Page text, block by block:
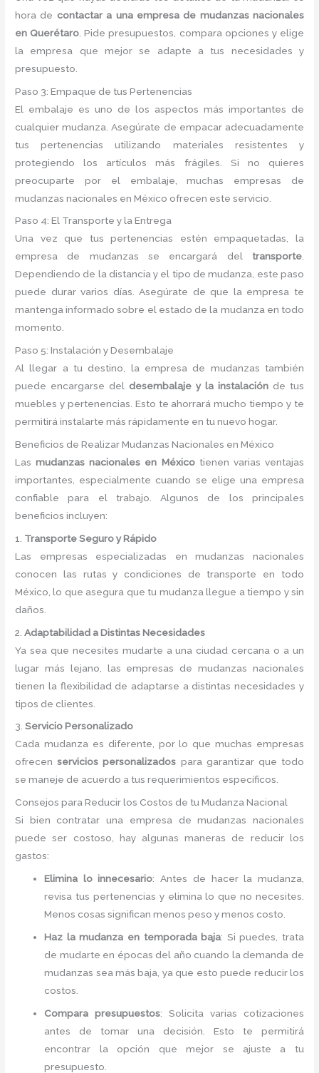
hora de contactar a una empresa de mudanzas nacionales
en Querétaro . Pide presupuestos, compara opciones y elige
la empresa que mejor se adapte a tus necesidades y
presupuesto.
Paso 3: Empaque de tus Pertenencias
El embalaje es uno de los aspectos más importantes de
cualquier mudanza. Asegúrate de empacar adecuadamente
tus pertenencias utilizando materiales resistentes y
protegiendo los artículos más frágiles. Si no quieres
preocuparte por el embalaje, muchas empresas de
mudanzas nacionales en México ofrecen este servicio.
Paso 4: El Transporte y la Entrega
Una vez que tus pertenencias estén empaquetadas, la
empresa de mudanzas se encargará del transporte.
Dependiendo de la distancia y el tipo de mudanza, este paso
puede durar varios días. Asegúrate de que la empresa te
mantenga informado sobre el estado de la mudanza en todo
momento.
Paso 5: Instalación y Desembalaje
Al llegar a tu destino, la empresa de mudanzas también
puede encargarse del desembalaje y la instalaciónde tus
muebles y pertenencias. Esto te ahorrará mucho tiempo y te
permitirá instalarte más rápidamente en tu nuevo hogar.
Beneficios de Realizar Mudanzas Nacionales en México
Lasmudanzas nacionales en Méxicotienen varias ventajas
importantes, especialmente cuando se elige una empresa
confiable para el trabajo. Algunos de los principales
beneficios incluyen:
1. Transporte Seguro y Rápido
Las empresas especializadas en mudanzas nacionales
conocen las rutas y condiciones de transporte en todo
México, lo que asegura que tu mudanza llegue a tiempo y sin
daños.
2.Adaptabilidad a Distintas Necesidades
Ya sea que necesites mudarte a una ciudad cercana o a un
lugar más lejano, las empresas de mudanzas nacionales
tienen la flexibilidad de adaptarse a distintas necesidades y
tipos de clientes.
3.Servicio Personalizado
Cada mudanza es diferente, por lo que muchas empresas
ofrecenservicios personalizados para garantizar que todo
se maneje de acuerdo a tus requerimientos específicos.
Consejos para Reducir los Costos de tu Mudanza Nacional
Si bien contratar una empresa de mudanzas nacionales
puede ser costoso, hay algunas maneras de reducir los
gastos:
Elimina lo innecesario: Antes de hacer la mudanza,
revisa tus pertenencias y elimina lo que no necesites.
Menos cosas significan menos peso y menos costo.
Haz la mudanza en temporada baja: Si puedes, trata
de mudarte en épocas del año cuando la demanda de
mudanzas sea más baja, ya que esto puede reducir los
costos.
Compara presupuestos: Solicita varias cotizaciones
antes de tomar una decisión. Esto te permitirá
encontrar la opción que mejor se ajuste a tu
presupuesto.